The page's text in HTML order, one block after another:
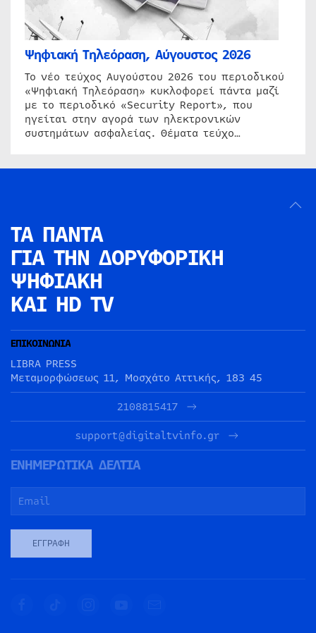
Ψηφιακή Τηλεόραση, Αύγουστος 2026
Το νέο τεύχος Αυγούστου 2026 του περιοδικού
«Ψηφιακή Τηλεόραση» κυκλοφορεί πάντα μαζί
με το περιοδικό «Security Report», που
ηγείται στην αγορά των ηλεκτρονικών
συστημάτων ασφαλείας. Θέματα τεύχο…
ΤΑ ΠΑΝΤΑ
ΓΙΑ ΤΗΝ ΔΟΡΥΦΟΡΙΚΗ
ΨΗΦΙΑΚΗ
ΚΑΙ HD TV
ΕΠΙΚΟΙΝΩΝΙΑ
LIBRA PRESS
Μεταμορφώσεως 11, Μοσχάτο Αττικής, 183 45
2108815417
support@digitaltvinfo.gr
ΕΝΗΜΕΡΩΤΙΚΑ ΔΕΛΤΙΑ
ΕΓΓΡΑΦΉ